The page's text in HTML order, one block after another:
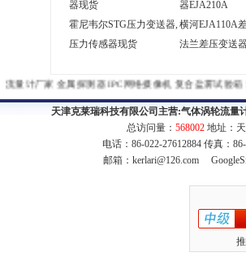
器现货
器EJA210A
霍尼韦尔STG压力变送器,
压力传感器现货
横河EJA110A
法兰差压变送
流量计厂家金属探测器IPC网络摄像机复合盐雾试验箱
天津克莱瑞科技有限公司主营:气体涡轮流量
总访问量： 568002 地址：
电话：86-022-27612884 传真：
邮箱： kerlari@126.com